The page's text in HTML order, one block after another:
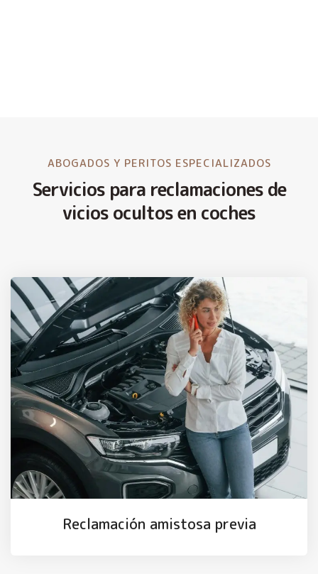
ABOGADOS Y PERITOS ESPECIALIZADOS
Servicios para reclamaciones de
vicios ocultos en coches
Reclamación amistosa previa